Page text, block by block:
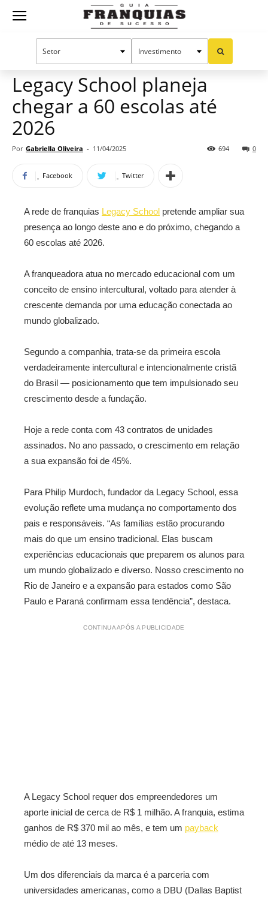
Guia
Mercado de franquias
Legacy School planeja
chegar a 60 escolas até
2026
Por Gabriella Oliveira - 11/04/2025 0
694
Facebook Twitter
A rede de franquias Legacy School pretende ampliar sua
presença ao longo deste ano e do próximo, chegando a
60 escolas até 2026.
A franqueadora atua no mercado educacional com um
conceito de ensino intercultural, voltado para atender à
crescente demanda por uma educação conectada ao
mundo globalizado.
Segundo a companhia, trata-se da primeira escola
verdadeiramente intercultural e intencionalmente cristã
do Brasil — posicionamento que tem impulsionado seu
crescimento desde a fundação.
Hoje a rede conta com 43 contratos de unidades
assinados. No ano passado, o crescimento em relação
a sua expansão foi de 45%.
Para Philip Murdoch, fundador da Legacy School, essa
evolução reflete uma mudança no comportamento dos
pais e responsáveis. “As famílias estão procurando
mais do que um ensino tradicional. Elas buscam
experiências educacionais que preparem os alunos para
um mundo globalizado e diverso. Nosso crescimento no
Rio de Janeiro e a expansão para estados como São
Paulo e Paraná confirmam essa tendência”, destaca.
CONTINUA APÓS A PUBLICIDADE
A Legacy School requer dos empreendedores um
aporte inicial de cerca de R$ 1 milhão. A franquia, estima
ganhos de R$ 370 mil ao mês, e tem um payback
médio de até 13 meses.
Um dos diferenciais da marca é a parceria com
universidades americanas, como a DBU (Dallas Baptist